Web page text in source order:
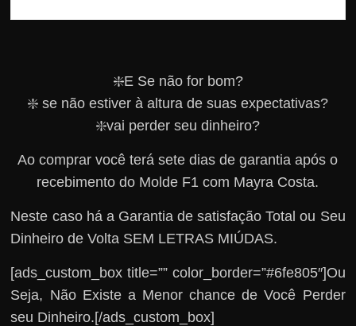
❇️E Se não for bom?
❇️ se não estiver à altura de suas expectativas?
❇️vai perder seu dinheiro?
Ao comprar você terá sete dias de garantia após o
recebimento do Molde F1 com Mayra Costa.
Neste caso há a Garantia de satisfação Total ou Seu
Dinheiro de Volta SEM LETRAS MIÚDAS.
[ads_custom_box title=”” color_border=”#6fe805″]Ou
Seja, Não Existe a Menor chance de Você Perder
seu Dinheiro.[/ads_custom_box]